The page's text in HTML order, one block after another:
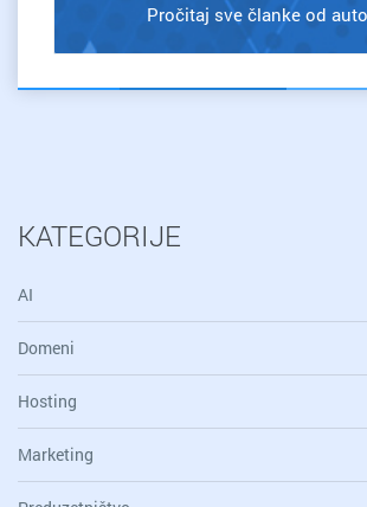
Pročitaj sve članke od
KATEGORIJE
AI
Domeni
Hosting
Marketing